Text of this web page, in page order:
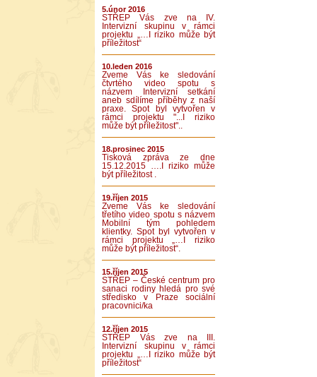
5.únor 2016
STŘEP Vás zve na IV.
Intervizní skupinu v rámci
projektu „…I riziko může být
příležitost“
10.leden 2016
Zveme Vás ke sledování
čtvrtého video spotu s
názvem Intervizní setkání
aneb sdílíme příběhy z naší
praxe. Spot byl vytvořen v
rámci projektu "...I riziko
může být příležitost"..
18.prosinec 2015
Tisková zpráva ze dne
15.12.2015 ….I riziko může
být příležitost .
19.říjen 2015
Zveme Vás ke sledování
třetího video spotu s názvem
Mobilní tým pohledem
klientky. Spot byl vytvořen v
rámci projektu „…I riziko
může být příležitost“.
15.říjen 2015
STŘEP – České centrum pro
sanaci rodiny hledá pro své
středisko v Praze sociální
pracovnici/ka
12.říjen 2015
STŘEP Vás zve na III.
Intervizní skupinu v rámci
projektu „…I riziko může být
příležitost“